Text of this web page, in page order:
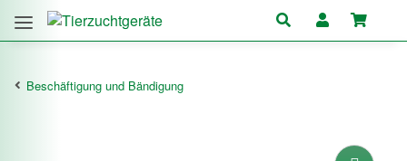
Beschäftigung und Bändigung